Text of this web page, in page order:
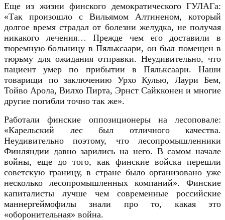
Еще из жизни финского демократического ГУЛАГа:
«Так произошло с Вильямом Алтиненом, который
долгое время страдал от болезни желудка, не получая
никакого лечения… Прежде чем его доставили в
тюремную больницу в Пяльксаари, он был помещен в
тюрьму для ожидания отправки. Неудивительно, что
пациент умер по прибытии в Пяльксаари. Наши
товарищи по заключению Урхо Кулью, Лаури Бем,
Тойво Арола, Вилхо Пирта, Эрнст Сайкконен и многие
другие погибли точно так же».
Работали финские оппозиционеры на лесоповале:
«Карельский лес был отличного качества.
Неудивительно поэтому, что лесопромышленники
Финляндии давно зарились на него. В самом начале
войны, еще до того, как финские войска перешли
советскую границу, в стране было организовано уже
несколько лесопромышленных компаний». Финские
капиталисты лучше чем современные российские
маннергеймофилы знали про то, какая это
«оборонительная» война.